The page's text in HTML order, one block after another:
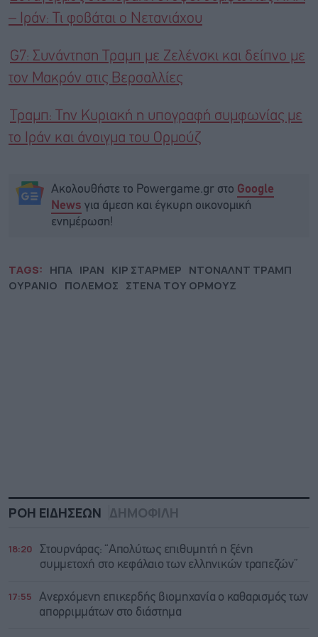
– Ιράν: Τι φοβάται ο Νετανιάχου
G7: Συνάντηση Τραμπ με Ζελένσκι και δείπνο με
τον Μακρόν στις Βερσαλλίες
Τραμπ: Την Κυριακή η υπογραφή συμφωνίας με
το Ιράν και άνοιγμα του Ορμούζ
Ακολουθήστε το Powergame.gr στο Google
News για άμεση και έγκυρη οικονομική
ενημέρωση!
TAGS: ΗΠΑ ΙΡΑΝ ΚΙΡ ΣΤΑΡΜΕΡ ΝΤΟΝΑΛΝΤ ΤΡΑΜΠ
ΟΥΡΑΝΙΟ ΠΟΛΕΜΟΣ ΣΤΕΝΑ ΤΟΥ ΟΡΜΟΥΖ
ΡΟΗ ΕΙΔΗΣΕΩΝ ΔΗΜΟΦΙΛΗ
18:20
Στουρνάρας: “Απολύτως επιθυμητή η ξένη
συμμετοχή στο κεφάλαιο των ελληνικών τραπεζών”
17:55
Ανερχόμενη επικερδής βιομηχανία ο καθαρισμός των
απορριμμάτων στο διάστημα